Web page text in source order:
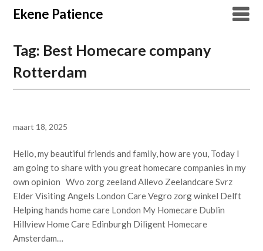
Overslaan
naar
Ekene Patience
Tag: Best Homecare company
Rotterdam
maart 18, 2025
Hello, my beautiful friends and family, how are you, Today I
am going to share with you great homecare companies in my
own opinion Wvo zorg zeeland Allevo Zeelandcare Svrz
Elder Visiting Angels London Care Vegro zorg winkel Delft
Helping hands home care London My Homecare Dublin
Hillview Home Care Edinburgh Diligent Homecare
Amsterdam…